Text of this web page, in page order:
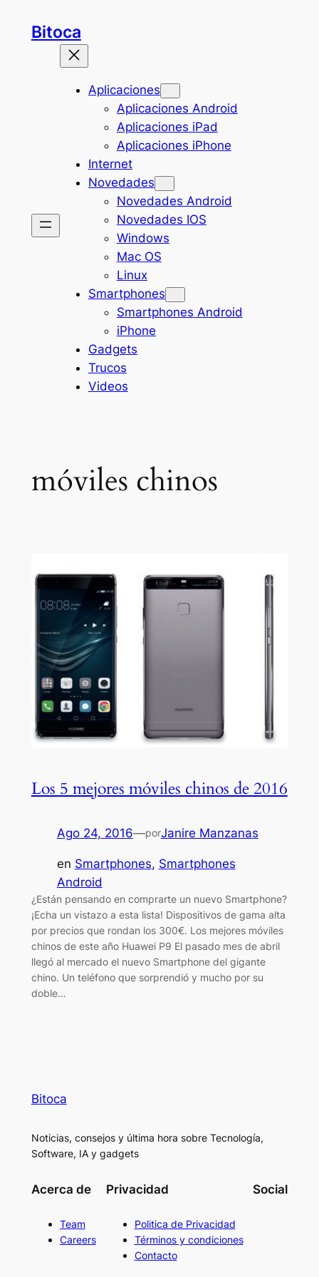
Bitoca
Aplicaciones
Aplicaciones Android
Aplicaciones iPad
Aplicaciones iPhone
Internet
Novedades
Novedades Android
Novedades IOS
Windows
Mac OS
Linux
Smartphones
Smartphones Android
iPhone
Gadgets
Trucos
Videos
móviles chinos
Los 5 mejores móviles chinos de 2016
Ago 24, 2016—porJanire Manzanas
en Smartphones, Smartphones
Android
¿Están pensando en comprarte un nuevo Smartphone?
¡Echa un vistazo a esta lista! Dispositivos de gama alta
por precios que rondan los 300€. Los mejores móviles
chinos de este año Huawei P9 El pasado mes de abril
llegó al mercado el nuevo Smartphone del gigante
chino. Un teléfono que sorprendió y mucho por su
doble…
Bitoca
Noticias, consejos y última hora sobre Tecnología,
Software, IA y gadgets
Acerca de
Team
Careers
Privacidad
Politica de Privacidad
Términos y condiciones
Contacto
Social